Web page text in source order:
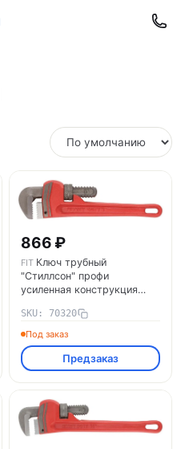
866 ₽
FIT Ключ трубный
"Стиллсон" профи
усиленная конструкция
SKU: 70320
Под заказ
Предзаказ